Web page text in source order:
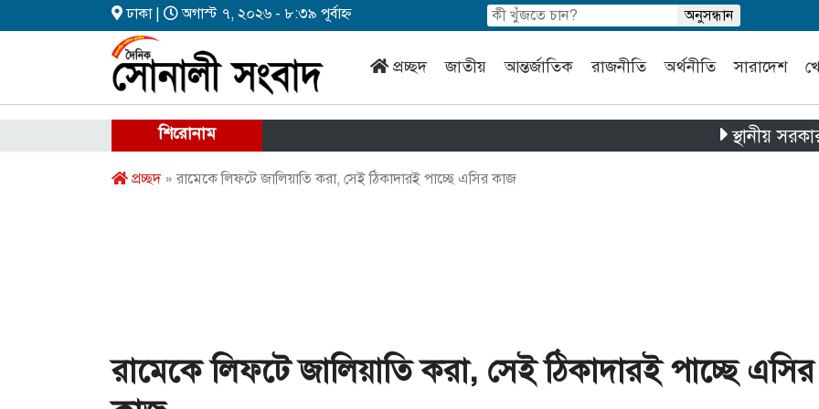
ঢাকা | অগাস্ট ৭, ২০২৬ - ৮:৩৯ পূর্বাহ্ন
প্রচ্ছদ জাতীয় আন্তর্জাতিক রাজনীতি অর্থনীতি সারাদেশ
শিরোনাম স্থানীয় সরকার
প্রচ্ছদ» রামেকে লিফটে জালিয়াতি করা, সেই ঠিকাদারই পাচ্ছে এসির কাজ
রামেকে লিফটে জালিয়াতি করা, সেই ঠিকাদারই পাচ্ছে এসির